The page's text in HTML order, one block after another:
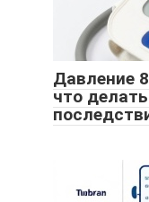
Давление
что